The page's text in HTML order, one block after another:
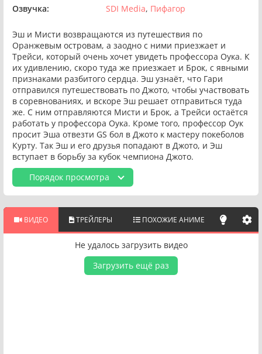
Озвучка:
SDI Media Пифагор
Эш и Мисти возвращаются из путешествия по
Оранжевым островам, а заодно с ними приезжает и
Трейси, который очень хочет увидеть профессора Оука. К
их удивлению, скоро туда же приезжает и Брок, с явными
признаками разбитого сердца. Эш узнаёт, что Гари
отправился путешествовать по Джото, чтобы участвовать
в соревнованиях, и вскоре Эш решает отправиться туда
же. С ним отправляются Мисти и Брок, а Трейси остаётся
работать у профессора Оука. Кроме того, профессор Оук
просит Эша отвезти GS бол в Джото к мастеру покеболов
Курту. Так Эш и его друзья попадают в Джото, и Эш
вступает в борьбу за кубок чемпиона Джото.
Порядок просмотра
ВИДЕО ТРЕЙЛЕРЫ ПОХОЖИЕ АНИМЕ
Не удалось загрузить видео
Загрузить ещё раз